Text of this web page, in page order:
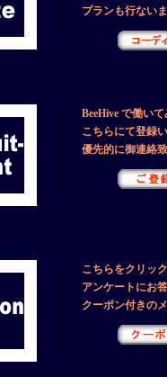
プランも行ない
BeeHive で働い
こちらにて登録
優先的に御連絡
こちらをクリッ
アンケートにお
クーポン付きの